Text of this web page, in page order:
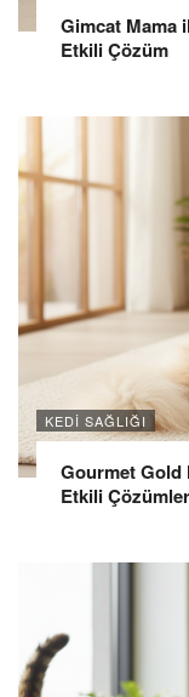
Gimcat Mama
Etkili Çözüm
KEDI SAĞLIĞI
Gourmet Gold
Etkili Çözümler